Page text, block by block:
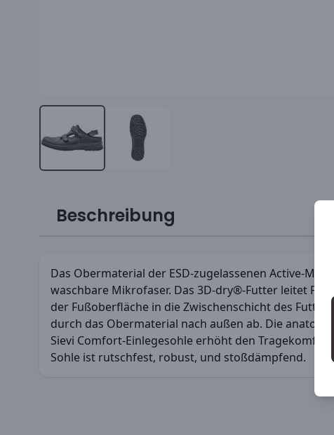
Beschreibung
Das Obermaterial der ESD-zugelassenen Active-
waschbare Mikrofaser. Das 3D-dry®-Futter leitet
der Fußoberfläche in die Zwischenschicht des Futters
durch das Obermaterial nach außen ab. Die
Sievi Comfort-Einlegesohle erhöht den
Sohle ist rutschfest, robust, und stoßdämpfend.